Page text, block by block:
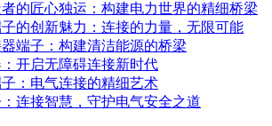
的匠心独运：构建电力世界的精细桥梁
的创新魅力：连接的力量，无限可能
端子：构建清洁能源的桥梁
开启无障碍连接新时代
：电气连接的精细艺术
连接智慧，守护电气安全之道